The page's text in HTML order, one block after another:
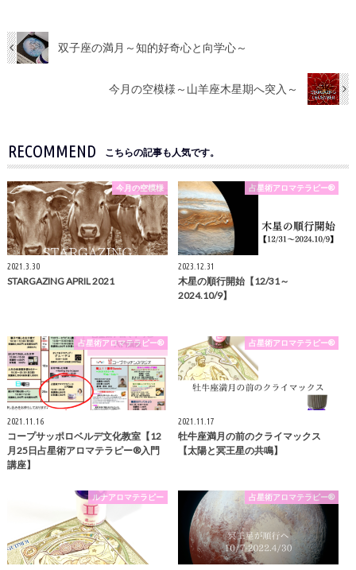
双子座の満月～知的好奇心と向学心～
今月の空模様～山羊座木星期へ突入～
RECOMMEND こちらの記事も人気です。
今月の空模様
2021.3.30
STARGAZING APRIL 2021
占星術アロマテラピー®
2023.12.31
木星の順行開始【12/31～
2024.10/9】
占星術アロマテラピー®
2021.11.16
コープサッポロベルデ文化教室【12
月25日占星術アロマテラピー®︎入門
講座】
占星術アロマテラピー®
2021.11.17
牡牛座満月の前のクライマックス
【太陽と冥王星の共鳴】
ルナアロマテラピー 占星術アロマテラピー®